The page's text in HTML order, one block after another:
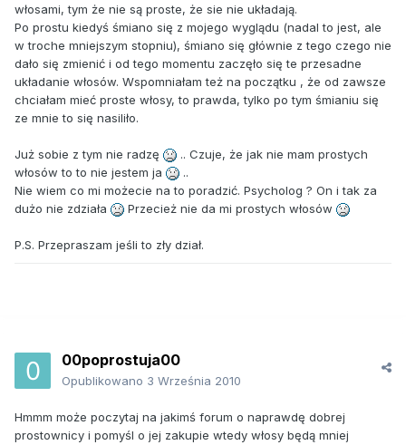
włosami, tym że nie są proste, że sie nie układają.
Po prostu kiedyś śmiano się z mojego wyglądu (nadal to jest, ale
w troche mniejszym stopniu), śmiano się głównie z tego czego nie
dało się zmienić i od tego momentu zaczęło się te przesadne
układanie włosów. Wspomniałam też na początku , że od zawsze
chciałam mieć proste włosy, to prawda, tylko po tym śmianiu się
ze mnie to się nasiliło.
Już sobie z tym nie radzę
.. Czuje, że jak nie mam prostych
włosów to to nie jestem ja
..
Nie wiem co mi możecie na to poradzić. Psycholog ? On i tak za
dużo nie zdziała
Przecież nie da mi prostych włosów
P.S. Przepraszam jeśli to zły dział.
00poprostuja00
Opublikowano 3 Września 2010
Hmmm może poczytaj na jakimś forum o naprawdę dobrej
prostownicy i pomyśl o jej zakupie wtedy włosy będą mniej